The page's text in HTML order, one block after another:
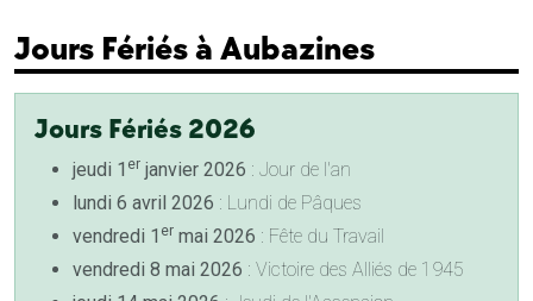
Jours Fériés à Aubazines
Jours Fériés 2026
jeudi 1 er janvier 2026 : Jour de l'an
lundi 6 avril 2026 : Lundi de Pâques
vendredi 1 er mai 2026 : Fête du Travail
vendredi 8 mai 2026 : Victoire des Alliés de 1945